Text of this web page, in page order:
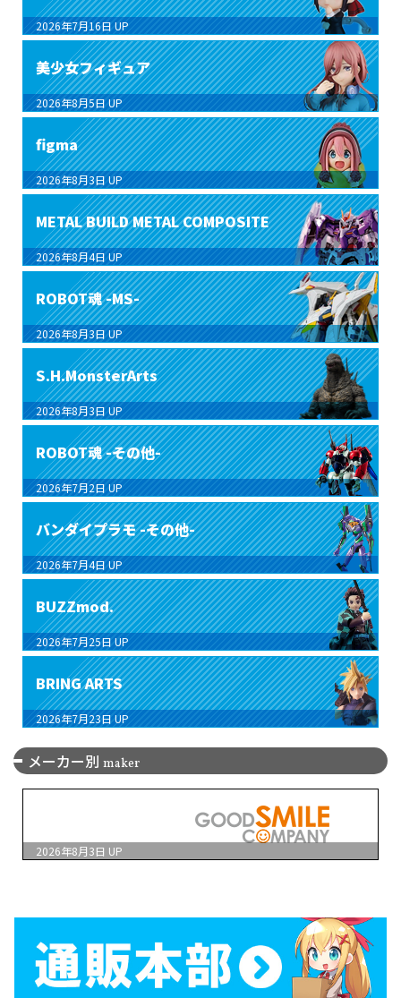
2026年7月16日 UP
美少女フィギュア
2026年8月5日 UP
figma
2026年8月3日 UP
METAL BUILD METAL COMPOSITE
2026年8月4日 UP
ROBOT魂 -MS-
2026年8月3日 UP
S.H.MonsterArts
2026年8月3日 UP
ROBOT魂 -その他-
2026年7月2日 UP
バンダイプラモ -その他-
2026年7月4日 UP
BUZZmod.
2026年7月25日 UP
BRING ARTS
2026年7月23日 UP
メーカー別 maker
2026年8月3日 UP